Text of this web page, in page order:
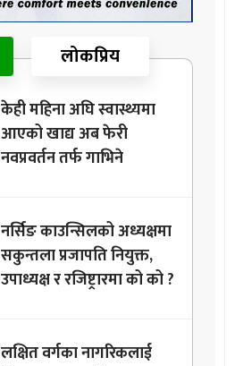
लोकप्रिय
केही महिना अघि स्वास्थ्यमा
आएको खाद्य अब फेरी
नवप्रवर्तन तर्फ गाभिने
नर्सिङ काउन्सिलको अध्यक्षमा
सकुन्तला प्रजापति नियुक्त,
उपाध्यक्ष र रजिष्ट्रारमा को को ?
लक्षित वर्गका नागरिकलाई